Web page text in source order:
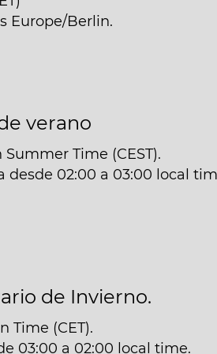
Europe/Berlin.
verano
Time (CEST).
desde 02:00 a 03:00 local
de Invierno.
Time (CET).
03:00 a 02:00 local time.